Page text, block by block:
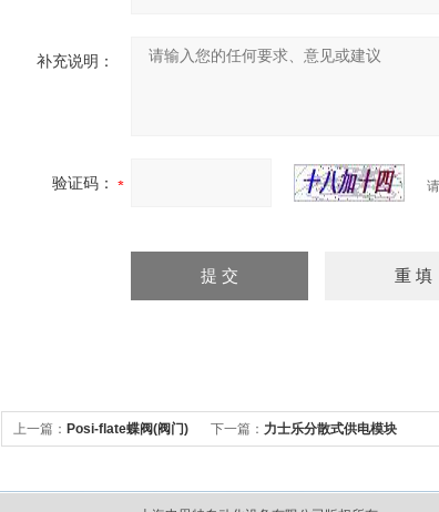
补充说明：
验证码：
上一篇： Posi-flate蝶阀(阀门) 下一篇： 力士乐分散式供电模块